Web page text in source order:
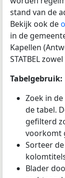
stand van de
Bekijk ook de
in de
Kapellen
STATBEL
Tabelgebruik:
Zoek in
de tabel.
gefilterd
voorkomt
Sorteer
Blader